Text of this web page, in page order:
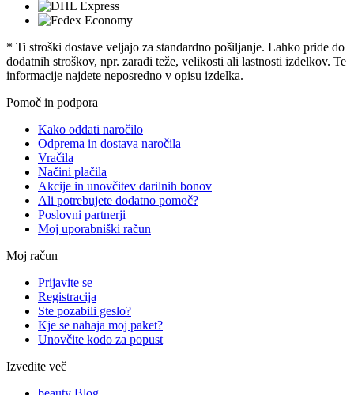
* Ti stroški dostave veljajo za standardno pošiljanje. Lahko pride do
dodatnih stroškov, npr. zaradi teže, velikosti ali lastnosti izdelkov. Te
informacije najdete neposredno v opisu izdelka.
Pomoč in podpora
Kako oddati naročilo
Odprema in dostava naročila
Vračila
Načini plačila
Akcije in unovčitev darilnih bonov
Ali potrebujete dodatno pomoč?
Poslovni partnerji
Moj uporabniški račun
Moj račun
Prijavite se
Registracija
Ste pozabili geslo?
Kje se nahaja moj paket?
Unovčite kodo za popust
Izvedite več